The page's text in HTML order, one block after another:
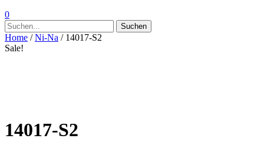
0
Suchen
nach:
Suchen
Home /Ni-Na / 14017-S2
Sale!
14017-S2